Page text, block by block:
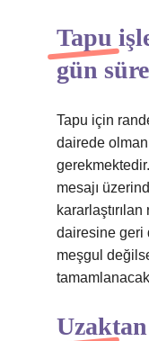
Tapu
gün
Tapu için
dairede
mesajı
dairesine geri
meşgul
Uzaktan